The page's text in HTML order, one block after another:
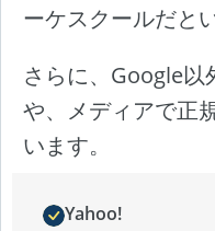
ーケスクールだと
さらに、Google以
や、メディアで正
います。
Yahoo!